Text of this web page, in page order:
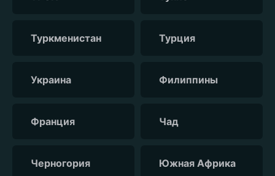
Туркменистан Турция
Украина Филиппины
Франция Чад
Черногория Южная Африка